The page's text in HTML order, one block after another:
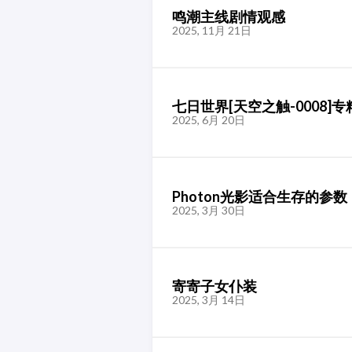
鸣潮主线剧情观感
2025, 11月 21日
七日世界[天空之触-0008]专
2025, 6月 20日
Photon光影适合生存的参数
2025, 3月 30日
寄寄子女仆装
2025, 3月 14日